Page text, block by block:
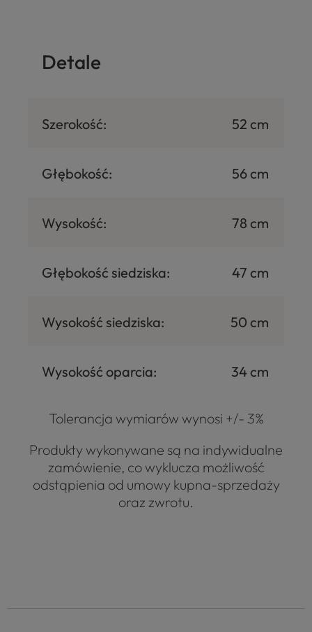
Detale
Szerokość: 52 cm
Głębokość: 56 cm
Wysokość: 78 cm
Głębokość siedziska: 47 cm
Wysokość siedziska: 50 cm
Wysokość oparcia: 34 cm
Tolerancja wymiarów wynosi +/- 3%
Produkty wykonywane są na indywidualne
zamówienie, co wyklucza możliwość
odstąpienia od umowy kupna-sprzedaży
oraz zwrotu.